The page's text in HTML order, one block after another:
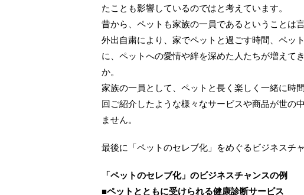
たことも影響しているのではと考えています。
昔から、ペットも家族の一員であるということは
外出自粛により、家でペットと過ごす時間、ペッ
に、ペットへの愛情や絆を深めた人たちが増えて
か。
家族の一員として、ペットと長く楽しく一緒に時
回ご紹介したような様々なサービスや商品が世の
ません。
最後に「ペットのセレブ化」をめぐるビジネスチ
「ペットのセレブ化」のビジネスチャンスの例
■ペットとともに受けられる健康診断サービス